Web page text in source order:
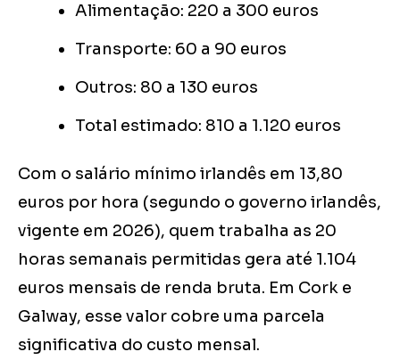
Alimentação: 220 a 300 euros
Transporte: 60 a 90 euros
Outros: 80 a 130 euros
Total estimado: 810 a 1.120 euros
Com o salário mínimo irlandês em 13,80
euros por hora (segundo o governo irlandês,
vigente em 2026), quem trabalha as 20
horas semanais permitidas gera até 1.104
euros mensais de renda bruta. Em Cork e
Galway, esse valor cobre uma parcela
significativa do custo mensal.